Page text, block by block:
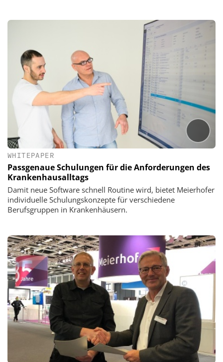
WHITEPAPER
Passgenaue Schulungen für die Anforderungen des
Krankenhausalltags
Damit neue Software schnell Routine wird, bietet Meierhofer
individuelle Schulungskonzepte für verschiedene
Berufsgruppen in Krankenhäusern.